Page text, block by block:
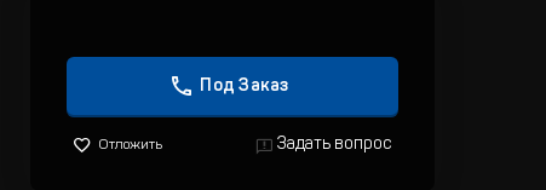
Под Заказ
Отложить Задать вопрос